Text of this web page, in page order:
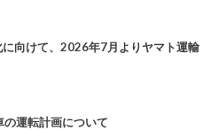
に向けて、2026年7月よりヤマト運輸
運転計画について